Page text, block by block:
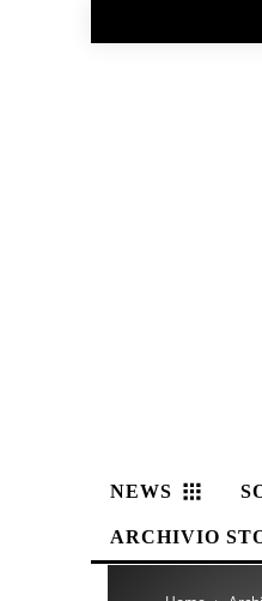
NEWS
ARCHIVIO